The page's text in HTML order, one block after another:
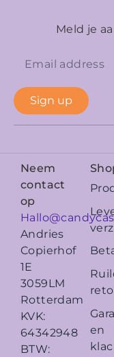
Meld je
Sign up
Neem
contact
op
Andries
Copierhof
1E
3059LM
Rotterdam
KVK:
64342948
BTW:
en